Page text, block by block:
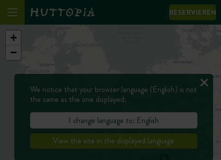
RESERVIEREN
+
−
We notice that your browser language (English) is not
the same as the one displayed.
I change language to: English
View the site in the displayed language